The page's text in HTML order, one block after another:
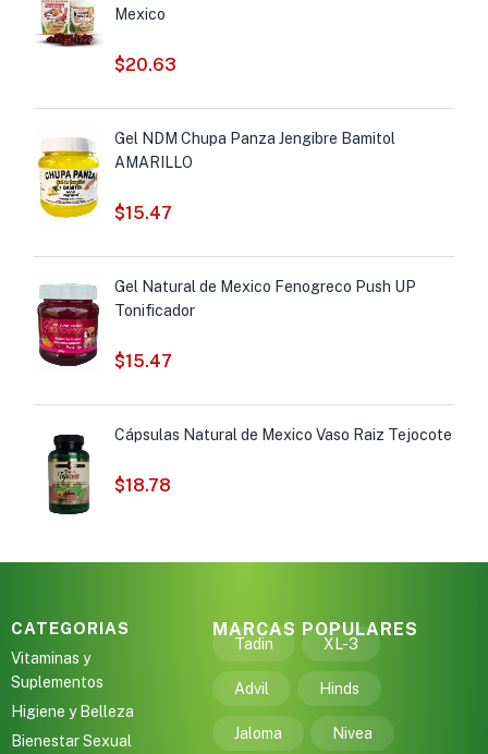
Mexico
$20.63
Gel NDM Chupa Panza Jengibre Bamitol
AMARILLO
$15.47
Gel Natural de Mexico Fenogreco Push UP
Tonificador
$15.47
Cápsulas Natural de Mexico Vaso Raiz Tejocote
$18.78
CATEGORIAS
Vitaminas y
Suplementos
Higiene y Belleza
Bienestar Sexual
MARCAS POPULARES
Tadin XL-3
Advil Hinds
Jaloma Nivea